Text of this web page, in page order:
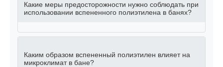
Какие меры предосторожности нужно соблюдать при
использовании вспененного полиэтилена в банях?
Каким образом вспененный полиэтилен влияет на
микроклимат в бане?